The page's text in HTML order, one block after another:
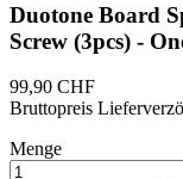
Duotone Board
Screw (3pcs) -
99,90 CHF
Bruttopreis
Menge